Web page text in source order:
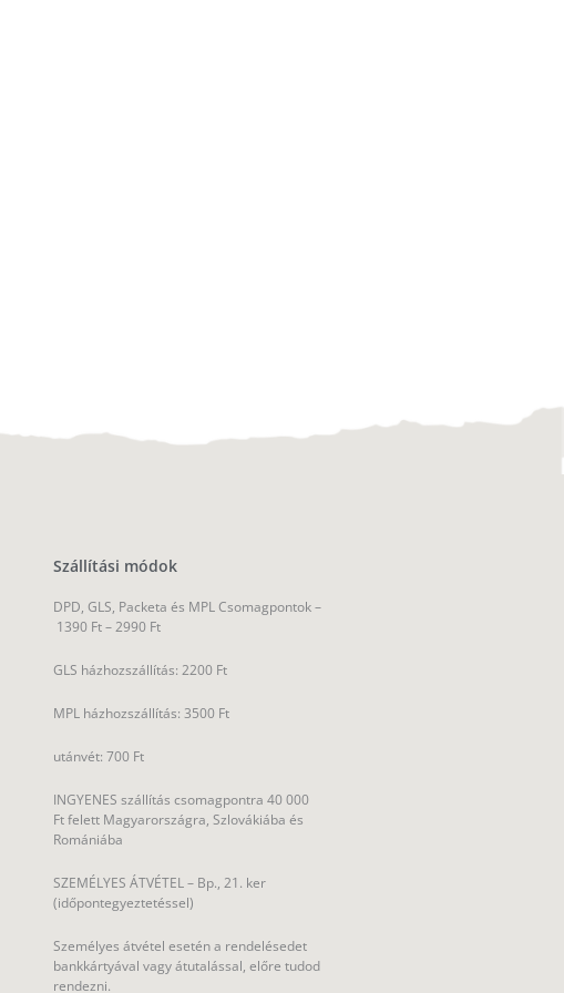
Szállítási módok
DPD, GLS, Packeta és MPL Csomagpontok –
1390 Ft – 2990 Ft
GLS házhozszállítás: 2200 Ft
MPL házhozszállítás: 3500 Ft
utánvét: 700 Ft
INGYENES szállítás csomagpontra 40 000
Ft felett Magyarországra, Szlovákiába és
Romániába
SZEMÉLYES ÁTVÉTEL – Bp., 21. ker
(időpontegyeztetéssel)
Személyes átvétel esetén a rendelésedet
bankkártyával vagy átutalással, előre tudod
rendezni.